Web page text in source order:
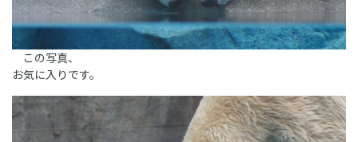
この写真、
お気に入りです。